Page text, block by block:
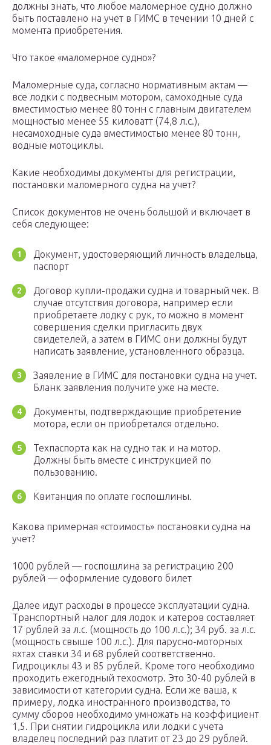
должны знать, что любое маломерное судно должно
быть поставлено на учет в ГИМС в течении 10 дней с
момента приобретения.
Что такое «маломерное судно»?
Маломерные суда, согласно нормативным актам —
все лодки с подвесным мотором, самоходные суда
вместимостью менее 80 тонн с главным двигателем
мощностью менее 55 киловатт (74,8 л.с.),
несамоходные суда вместимостью менее 80 тонн,
водные мотоциклы.
Какие необходимы документы для регистрации,
постановки маломерного судна на учет?
Список документов не очень большой и включает в
себя следующее:
Документ, удостоверяющий личность владельца,
паспорт
Договор купли-продажи судна и товарный чек. В
случае отсутствия договора, например если
приобретаете лодку с рук, то можно в момент
совершения сделки пригласить двух
свидетелей, а затем в ГИМС они должны будут
написать заявление, установленного образца.
Заявление в ГИМС для постановки судна на учет.
Бланк заявления получите уже на месте.
Документы, подтверждающие приобретение
мотора, если он приобретался отдельно.
Техпаспорта как на судно так и на мотор.
Должны быть вместе с инструкцией по
пользованию.
Квитанция по оплате госпошлины.
Какова примерная «стоимость» постановки судна на
учет?
1000 рублей — госпошлина за регистрацию 200
рублей — оформление судового билет
Далее идут расходы в процессе эксплуатации судна.
Транспортный налог для лодок и катеров составляет
17 рублей за л.с. (мощность до 100 л.с.); 34 руб. за л.с.
(мощность свыше 100 л.с.). Для парусно-моторных
яхтах ставки 34 и 68 рублей соответственно.
Гидроциклы 43 и 85 рублей. Кроме того необходимо
проходить ежегодный техосмотр. Это 30-40 рублей в
зависимости от категории судна. Если же ваша, к
примеру, лодка иностранного производства, то
сумму сборов необходимо умножать на коэффициент
1,5. При снятии гидроцикла или лодки с учета
владелец последний раз платит от 23 до 29 рублей.